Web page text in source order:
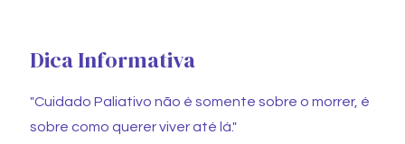
Dica Informativa
"Cuidado Paliativo não é somente sobre o morrer, é
sobre como querer viver até lá."